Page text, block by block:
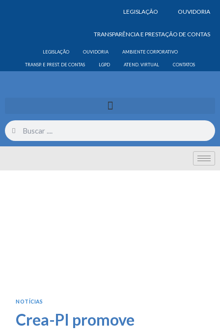
LEGISLAÇÃO OUVIDORIA
TRANSPARÊNCIA E PRESTAÇÃO DE CONTAS
LEGISLAÇÃO OUVIDORIA AMBIENTE CORPORATIVO
TRANSP. E PREST. DE CONTAS LGPD ATEND. VIRTUAL CONTATOS
NOTÍCIAS
Crea-PI promove